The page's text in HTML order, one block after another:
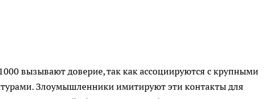
вызывают доверие, так как ассоциируются с крупными
Злоумышленники имитируют эти контакты для